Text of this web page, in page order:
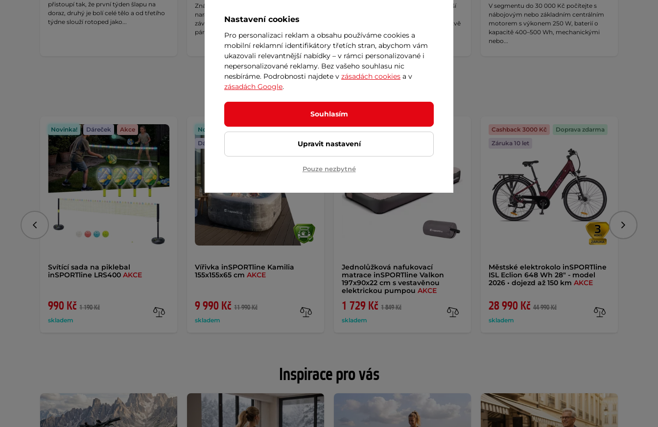
přistoupí tak, že první týden šlapu na
doraz, druhý je bolí celé tělo a od třetího
týdne slouží rotoped jako...
Znáte HYROX? Pokud ne, právě jste
narazili na světový fitness fenomén –
závod s atmosférou divoké hudební
párty. Tento kříženec mezi rockstar...
Rotoped je v této chvíli asi nejvděčnější
domů. Jenže ne každý typ se pro čerstvě
operované koleno nebo...
V segmentu do 30 000 Kč počítejte s
nábojovým nebo základním centrálním
motorem s výkonem 250 W, baterií o
kapacitě 400–500 Wh, mechanickými
nebo...
Právě zlevněno
Svítící sada na piklebal
inSPORTline LRS400 AKCE
990 Kč 1 190 Kč
skladem
Novinka! Dáreček Akce
Vířivka inSPORTline Kamilia
155x155x65 cm AKCE
9 990 Kč 11 990 Kč
skladem
Novinka!
Dáreček
Jednolůžková nafukovací
matrace inSPORTline Valkon
197x90x22 cm s vestavěnou
elektrickou pumpou AKCE
1 729 Kč 1 849 Kč
skladem
Městské elektrokolo inSPORTline
ISL Eclion 648 Wh 28" - model
2026 • dojezd až 150 km AKCE
28 990 Kč 44 990 Kč
skladem
Cashback 3000 Kč
Doprava zdarma
Záruka 10 let
Předchozí
Inspirace pro vás
Nastavení cookies
Pro personalizaci reklam a obsahu používáme cookies a
mobilní reklamní identifikátory třetích stran, abychom vám
ukazovali relevantnější nabídky – v rámci personalizované i
nepersonalizované reklamy. Bez vašeho souhlasu nic
nesbíráme. Podrobnosti najdete v zásadách cookies a v
zásadách Google.
Souhlasím
Upravit nastavení
Pouze nezbytné